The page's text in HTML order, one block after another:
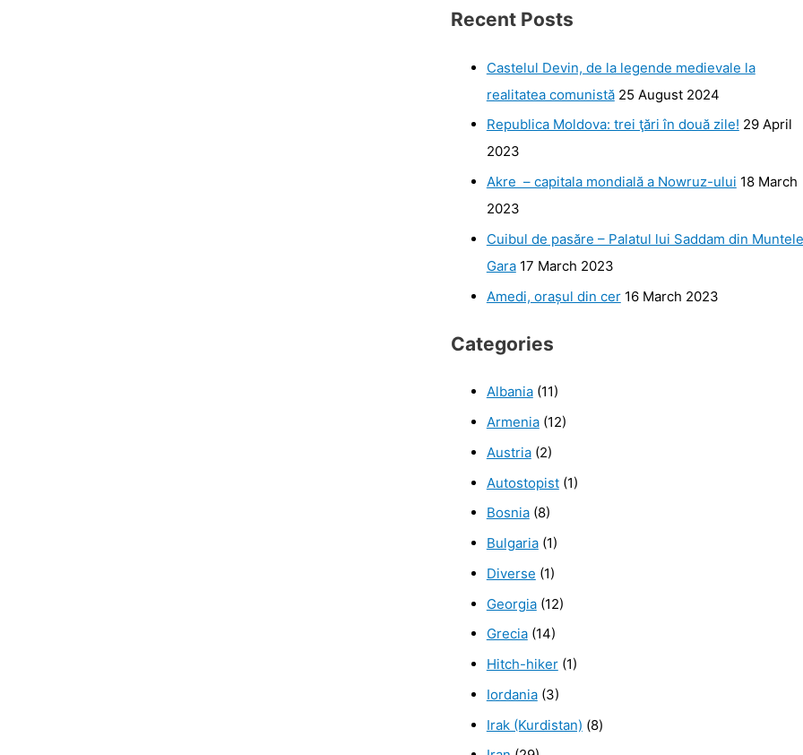
Recent Posts
Castelul Devin, de la legende medievale la
realitatea comunistă 25 August 2024
Republica Moldova: trei ţări în două zile! 29 April
2023
Akre – capitala mondială a Nowruz-ului 18 March
2023
Cuibul de pasăre – Palatul lui Saddam din Muntele
Gara 17 March 2023
Amedi, orașul din cer 16 March 2023
Categories
Albania(11)
Armenia(12)
Austria(2)
Autostopist(1)
Bosnia(8)
Bulgaria(1)
Diverse (1)
Georgia(12)
Grecia(14)
Hitch-hiker(1)
Iordania(3)
Irak (Kurdistan) (8)